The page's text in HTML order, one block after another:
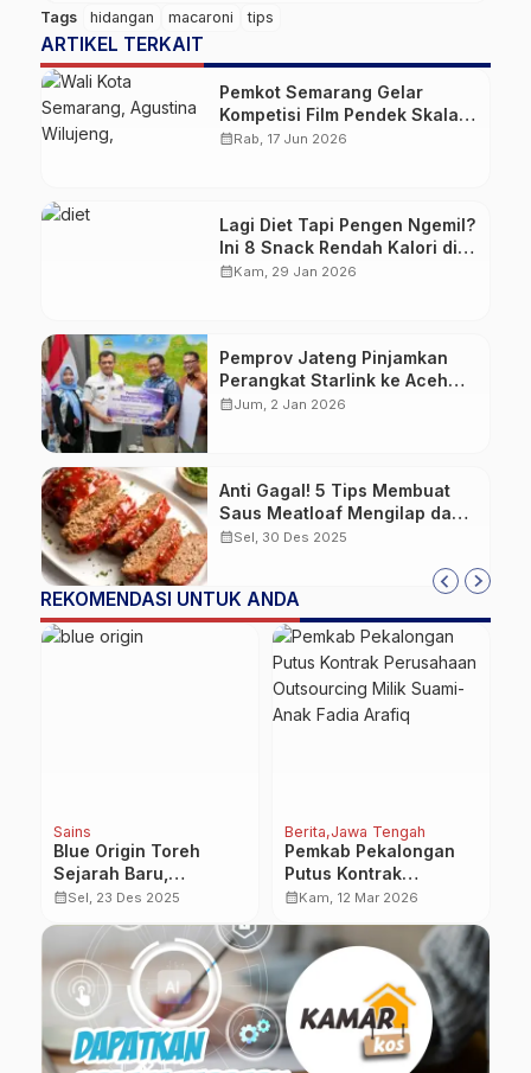
Tags hidangan macaroni tips
ARTIKEL TERKAIT
Pemkot Semarang Gelar
Kompetisi Film Pendek Skala
Nasional Lewat LOFF 2026
calendar_monthRab, 17 Jun 2026
Lagi Diet Tapi Pengen Ngemil?
Ini 8 Snack Rendah Kalori di
Indomaret
calendar_monthKam, 29 Jan 2026
Pemprov Jateng Pinjamkan
Perangkat Starlink ke Aceh
Guna Percepat Pemulihan
calendar_monthJum, 2 Jan 2026
Anti Gagal! 5 Tips Membuat
Saus Meatloaf Mengilap dan
Melekat Sempurna
calendar_monthSel, 30 Des 2025
REKOMENDASI UNTUK ANDA
Sains
Blue Origin Toreh
Sejarah Baru,
Astronaut Berkursi
Luar Angkasa
calendar_monthSel, 23 Des 2025
Berita Jawa Tengah
Pemkab Pekalongan
Putus Kontrak
Perusahaan
Suami-Anak Fadia
Arafiq
calendar_monthKam, 12 Mar 2026